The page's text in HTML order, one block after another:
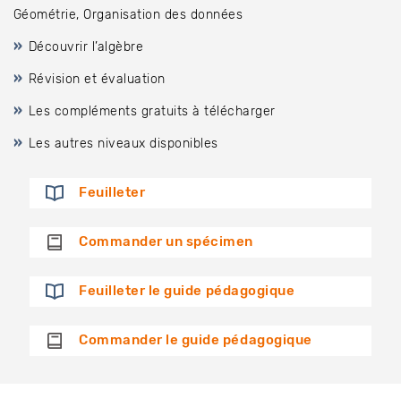
Géométrie, Organisation des données
Découvrir l’algèbre
Révision et évaluation
Les compléments gratuits à télécharger
Les autres niveaux disponibles
Feuilleter
Commander un spécimen
Feuilleter le guide pédagogique
Commander le guide pédagogique